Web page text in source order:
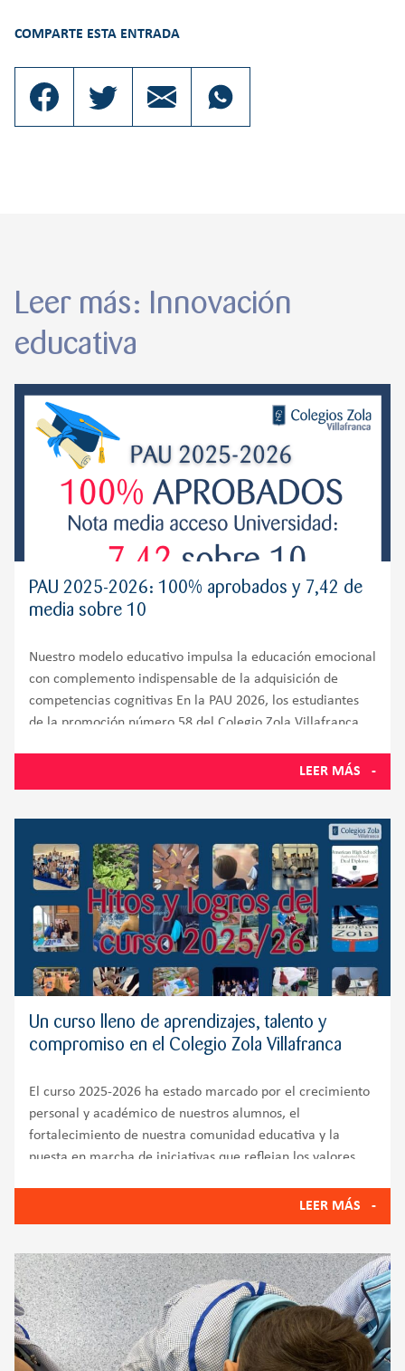
COMPARTE ESTA ENTRADA
Leer más: Innovación
educativa
PAU 2025-2026: 100% aprobados y 7,42 de
media sobre 10
Nuestro modelo educativo impulsa la educación emocional
con complemento indispensable de la adquisición de
competencias cognitivas En la PAU 2026, los estudiantes
de la promoción número 58 del Colegio Zola Villafranca,
LEER MÁS
Un curso lleno de aprendizajes, talento y
compromiso en el Colegio Zola Villafranca
El curso 2025-2026 ha estado marcado por el crecimiento
personal y académico de nuestros alumnos, el
fortalecimiento de nuestra comunidad educativa y la
puesta en marcha de iniciativas que reflejan los valores
LEER MÁS